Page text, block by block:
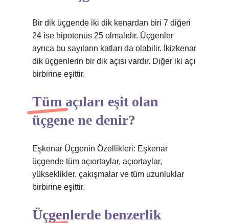
Bir dik üçgende iki dik kenardan biri 7 diğeri
24 ise hipotenüs 25 olmalıdır. Üçgenler
ayrıca bu sayıların katları da olabilir. İkizkenar
dik üçgenlerin bir dik açısı vardır. Diğer iki açı
birbirine eşittir.
Tüm açıları eşit olan
üçgene ne denir?
Eşkenar Üçgenin Özellikleri: Eşkenar
üçgende tüm açıortaylar, açıortaylar,
yükseklikler, çakışmalar ve tüm uzunluklar
birbirine eşittir.
Üçgenlerde benzerlik